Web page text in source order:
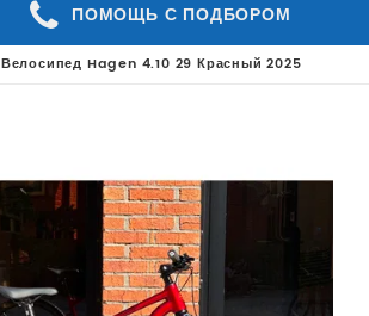
ПОМОЩЬ С ПОДБОРОМ
Hagen 4.10 29 Красный 2025